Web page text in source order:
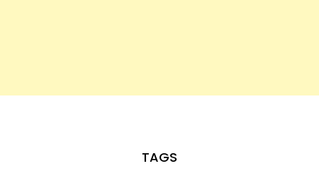
TAGS